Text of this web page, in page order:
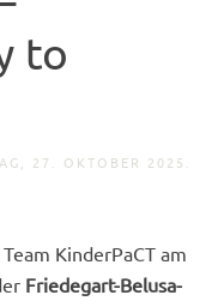
to
27. OKTOBER 2025
KinderPaCT am
Friedegart-Belusa-